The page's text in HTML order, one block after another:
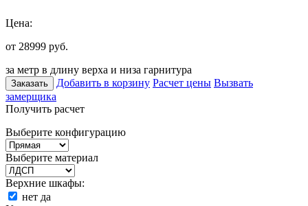
Цена:
от 28999 руб.
за метр в длину верха и низа гарнитура
Заказать Добавить в корзину Расчет цены Вызвать
замерщика
Получить расчет
Выберите конфигурацию
Выберите материал
Верхние шкафы:
нет да